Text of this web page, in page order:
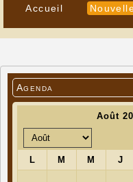
Accueil
Agenda